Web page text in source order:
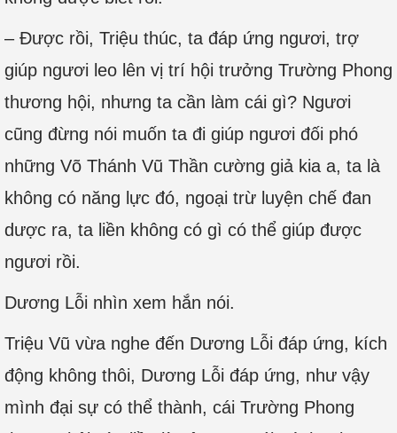
– Được rồi, Triệu thúc, ta đáp ứng ngươi, trợ
giúp ngươi leo lên vị trí hội trưởng Trường Phong
thương hội, nhưng ta cần làm cái gì? Ngươi
cũng đừng nói muốn ta đi giúp ngươi đối phó
những Võ Thánh Vũ Thần cường giả kia a, ta là
không có năng lực đó, ngoại trừ luyện chế đan
dược ra, ta liền không có gì có thể giúp được
ngươi rồi.
Dương Lỗi nhìn xem hắn nói.
Triệu Vũ vừa nghe đến Dương Lỗi đáp ứng, kích
động không thôi, Dương Lỗi đáp ứng, như vậy
mình đại sự có thể thành, cái Trường Phong